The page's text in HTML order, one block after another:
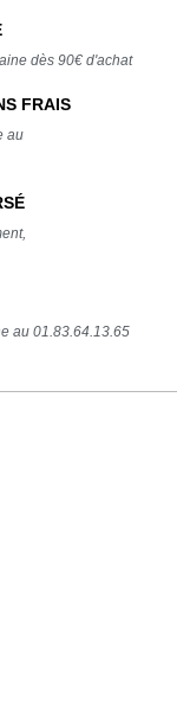
dès 90€ d'achat
FRAIS
au
au 01.83.64.13.65